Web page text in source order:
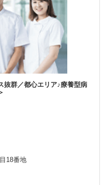
抜群／都心エリア♪療養型病
18番地